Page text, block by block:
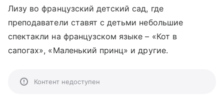
Лизу во французский детский сад, где
преподаватели ставят с детьми небольшие
спектакли на французском языке – «Кот в
сапогах», «Маленький принц» и другие.
Контент недоступен